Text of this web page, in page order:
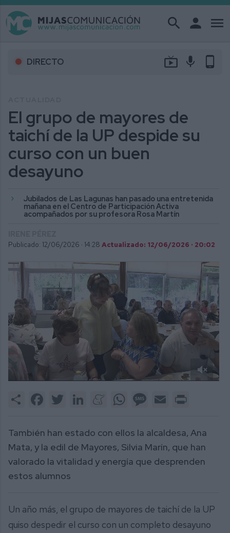
search person menu
DIRECTO live_tv mic phone_android
El grupo de mayores de
taichí de la UP despide su
curso con un buen
desayuno
Jubilados de Las Lagunas han pasado una entretenida
mañana en el Centro de Participación Activa
acompañados por su profesora Rosa Martín
Publicado: 12/06/2026 · 14:28 Actualizado: 12/06/2026 · 20:02
1
Share FacebookTwitter LinkedInMeneameWhatsAppMessage
Email
También han estado con ellos la alcaldesa, Ana
Mata, y la edil de Mayores, Silvia Marín, que han
valorado la vitalidad y energía que desprenden
estos alumnos
Un año más, el grupo de mayores de taichí de la UP
quiso despedir el curso con un completo desayuno